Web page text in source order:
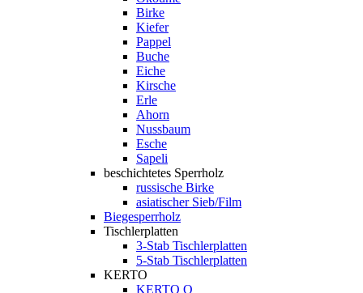
Birke
Kiefer
Pappel
Buche
Eiche
Kirsche
Erle
Ahorn
Nussbaum
Esche
Sapeli
beschichtetes Sperrholz
russische Birke
asiatischer Sieb/Film
Biegesperrholz
Tischlerplatten
3-Stab Tischlerplatten
5-Stab Tischlerplatten
KERTO
KERTO Q